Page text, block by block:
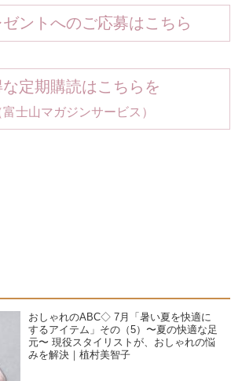
ントへのご応募はこちら
な定期購読はこちらを
士山マガジンサービス）
おしゃれのABC◇ 7月「暑い夏を快適に
するアイテム」その（5）〜夏の快適な足
元〜 現役スタイリストが、おしゃれの悩
みを解決｜植村美智子